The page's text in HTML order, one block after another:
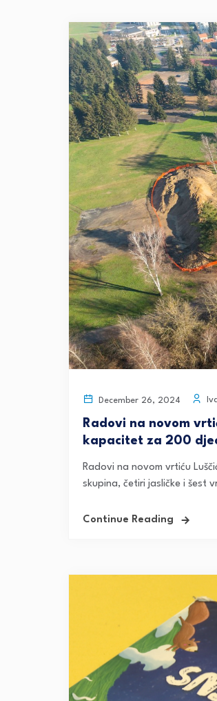
December 26, 2024
Radovi na novom
kapacitet za 200
Radovi na novom vrtiću
skupina, četiri jasličke i šest
Continue Reading